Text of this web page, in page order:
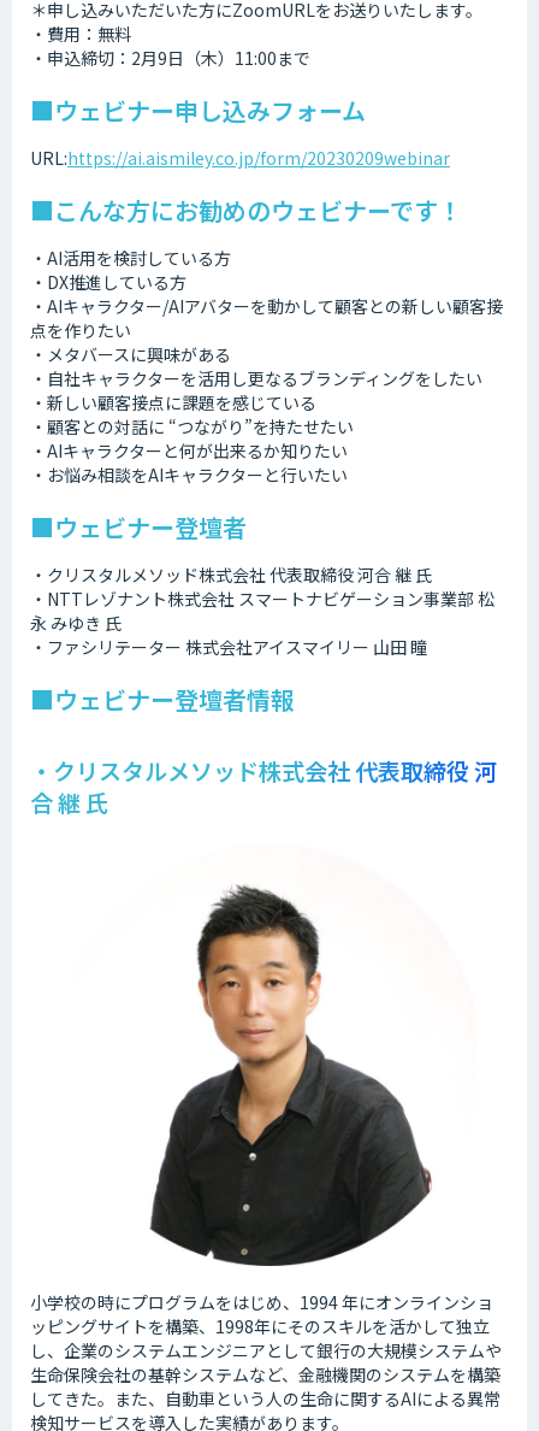
＊申し込みいただいた方にZoomURLをお送りいたします。
・費用：無料
・申込締切：2月9日（木）11:00まで
■ウェビナー申し込みフォーム
URL:https://ai.aismiley.co.jp/form/20230209webinar
■こんな方にお勧めのウェビナーです！
・AI活用を検討している方
・DX推進している方
・AIキャラクター/AIアバターを動かして顧客との新しい顧客接
点を作りたい
・メタバースに興味がある
・自社キャラクターを活用し更なるブランディングをしたい
・新しい顧客接点に課題を感じている
・顧客との対話に “つながり”を持たせたい
・AIキャラクターと何が出来るか知りたい
・お悩み相談をAIキャラクターと行いたい
■ウェビナー登壇者
・クリスタルメソッド株式会社 代表取締役 河合 継 氏
・NTTレゾナント株式会社 スマートナビゲーション事業部 松
永 みゆき 氏
・ファシリテーター 株式会社アイスマイリー 山田 瞳
■ウェビナー登壇者情報
・クリスタルメソッド株式会社 代表取締役 河
合 継 氏
小学校の時にプログラムをはじめ、1994 年にオンラインショ
ッピングサイトを構築、1998年にそのスキルを活かして独立
し、企業のシステムエンジニアとして銀行の大規模システムや
生命保険会社の基幹システムなど、金融機関のシステムを構築
してきた。また、自動車という人の生命に関するAIによる異常
検知サービスを導入した実績があります。